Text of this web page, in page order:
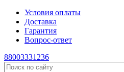
Условия оплаты
Доставка
Гарантия
Вопрос-ответ
88003331236